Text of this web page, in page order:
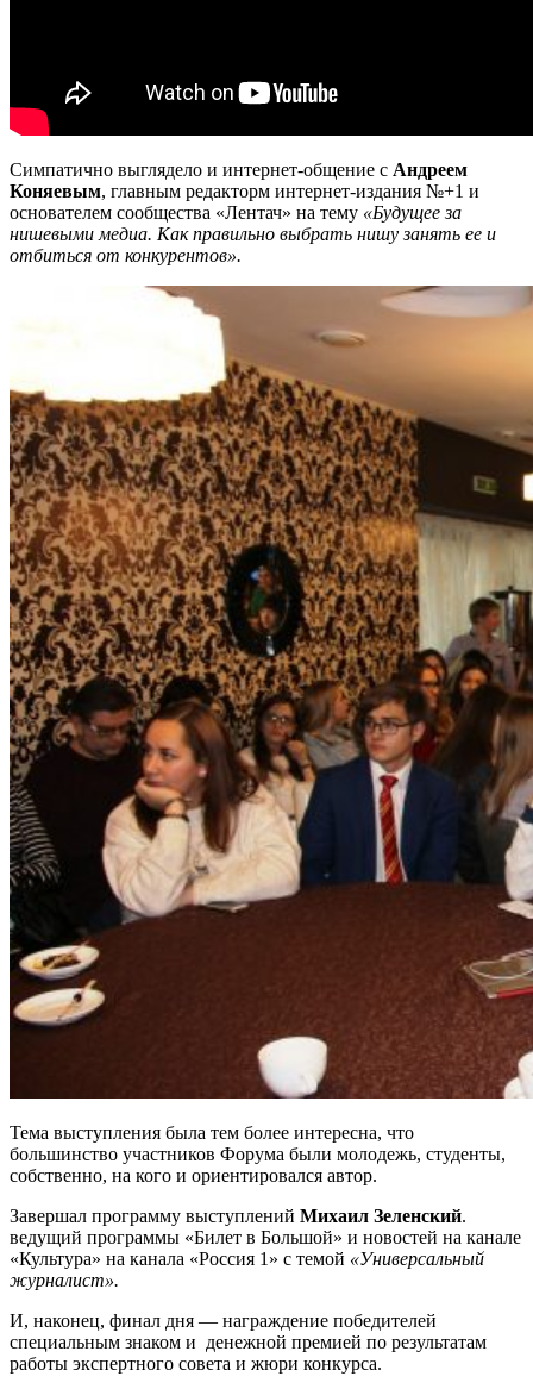
Симпатично выглядело и интернет-общение с Андреем
Коняевым, главным редакторм интернет-издания №+1 и
основателем сообщества «Лентач» на тему «Будущее за
нишевыми медиа. Как правильно выбрать нишу занять ее и
отбиться от конкурентов».
Тема выступления была тем более интересна, что
большинство участников Форума были молодежь, студенты,
собственно, на кого и ориентировался автор.
Завершал программу выступлений Михаил Зеленский.
ведущий программы «Билет в Большой» и новостей на канале
«Культура» на канала «Россия 1» с темой «Универсальный
журналист».
И, наконец, финал дня — награждение победителей
специальным знаком и денежной премией по результатам
работы экспертного совета и жюри конкурса.